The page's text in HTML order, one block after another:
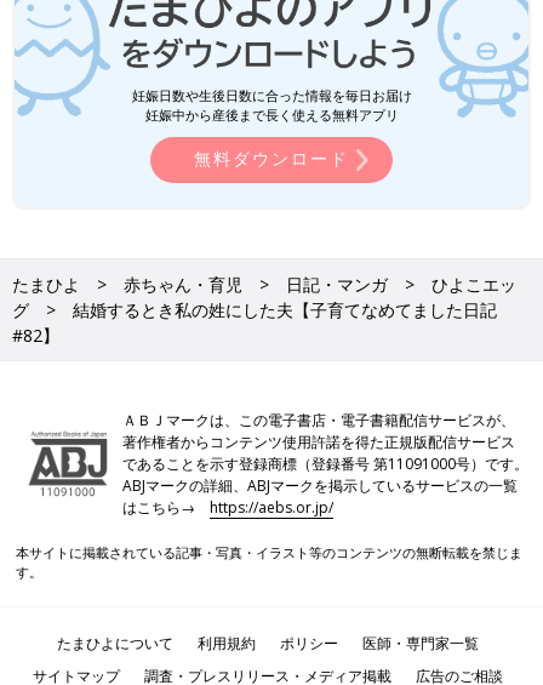
妊娠日数や生後日数に合った情報を毎日お届け
妊娠中から産後まで長く使える無料アプリ
無料ダウンロード
たまひよ 赤ちゃん・育児 日記・マンガ
ひよこエッ
グ
結婚するとき私の姓にした夫【子育てなめてました日記
#82】
ＡＢＪマークは、この電子書店・電子書籍配信サービスが、
著作権者からコンテンツ使用許諾を得た正規版配信サービス
であることを示す登録商標（登録番号 第11091000号）です。
ABJマークの詳細、ABJマークを掲示しているサービスの一覧
はこちら→https://aebs.or.jp/
本サイトに掲載されている記事・写真・イラスト等のコンテンツの無断転載を禁じま
す。
たまひよについて 利用規約 ポリシー
医師・専門家一覧
サイトマップ
調査・プレスリリース・メディア掲載 広告のご相談